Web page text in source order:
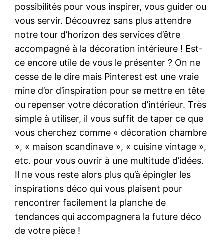
possibilités pour vous inspirer, vous guider ou
vous servir. Découvrez sans plus attendre
notre tour d’horizon des services d’être
accompagné à la décoration intérieure ! Est-
ce encore utile de vous le présenter ? On ne
cesse de le dire mais Pinterest est une vraie
mine d’or d’inspiration pour se mettre en tête
ou repenser votre décoration d’intérieur. Très
simple à utiliser, il vous suffit de taper ce que
vous cherchez comme « décoration chambre
», « maison scandinave », « cuisine vintage »,
etc. pour vous ouvrir à une multitude d’idées.
Il ne vous reste alors plus qu’à épingler les
inspirations déco qui vous plaisent pour
rencontrer facilement la planche de
tendances qui accompagnera la future déco
de votre pièce !